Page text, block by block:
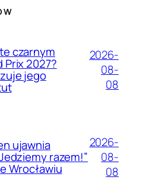
czarnym
Prix 2027?
jego
2026-
08-
08
ujawnia
razem!”
Wrocławiu
2026-
08-
08